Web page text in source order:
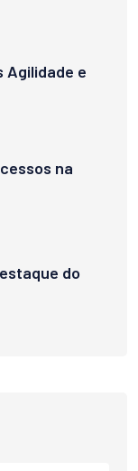
Agilidade e
na
do